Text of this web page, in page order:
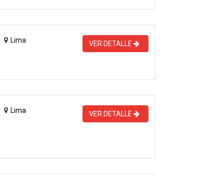
Lima VER DETALLE
Lima VER DETALLE